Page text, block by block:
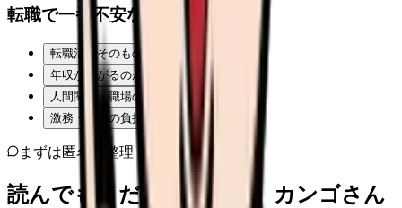
転職で一番不安なことは？
転職活動そのものが不安
年収が下がるのが怖い
人間関係・職場の雰囲気
激務・夜勤の負担
まずは匿名で整理
読んでもまだ苦しいなら、カンゴさん